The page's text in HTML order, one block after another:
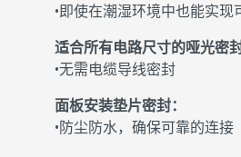
•即使在潮湿环境中也能实现
适合所有电路尺寸的哑光密封
•无需电缆导线密封
面板安装垫片密封：
•防尘防水，确保可靠的连接